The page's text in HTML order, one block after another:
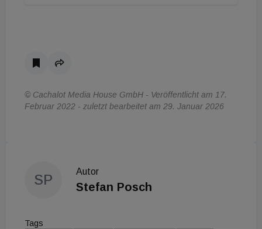
© Cachalot Media House GmbH - Veröffentlicht am 17.
Februar 2022 - zuletzt bearbeitet am 29. Januar 2026
SP
Autor
Stefan Posch
Tags